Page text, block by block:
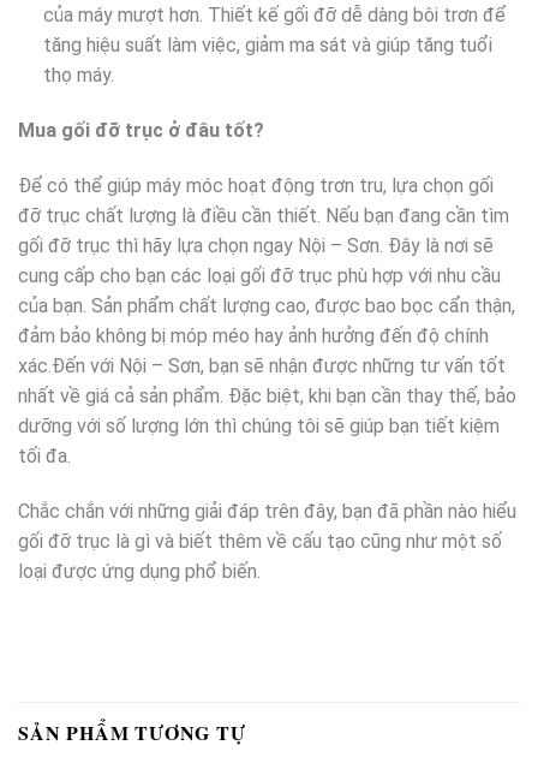
của máy mượt hơn. Thiết kế gối đỡ dễ dàng bôi trơn để
tăng hiệu suất làm việc, giảm ma sát và giúp tăng tuổi
thọ máy.
Mua gối đỡ trục ở đâu tốt?
Để có thể giúp máy móc hoạt động trơn tru, lựa chọn gối
đỡ trục chất lượng là điều cần thiết. Nếu bạn đang cần tìm
gối đỡ trục thì hãy lựa chọn ngay Nội – Sơn. Đây là nơi sẽ
cung cấp cho bạn các loại gối đỡ trục phù hợp với nhu cầu
của bạn. Sản phẩm chất lượng cao, được bao bọc cẩn thận,
đảm bảo không bị móp méo hay ảnh hưởng đến độ chính
xác.Đến với Nội – Sơn, bạn sẽ nhận được những tư vấn tốt
nhất về giá cả sản phẩm. Đặc biệt, khi bạn cần thay thế, bảo
dưỡng với số lượng lớn thì chúng tôi sẽ giúp bạn tiết kiệm
tối đa.
Chắc chắn với những giải đáp trên đây, bạn đã phần nào hiểu
gối đỡ trục là gì và biết thêm về cấu tạo cũng như một số
loại được ứng dụng phổ biến.
SẢN PHẨM TƯƠNG TỰ